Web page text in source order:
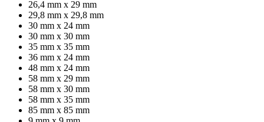
26,4 mm x 29 mm
29,8 mm x 29,8 mm
30 mm x 24 mm
30 mm x 30 mm
35 mm x 35 mm
36 mm x 24 mm
48 mm x 24 mm
58 mm x 29 mm
58 mm x 30 mm
58 mm x 35 mm
85 mm x 85 mm